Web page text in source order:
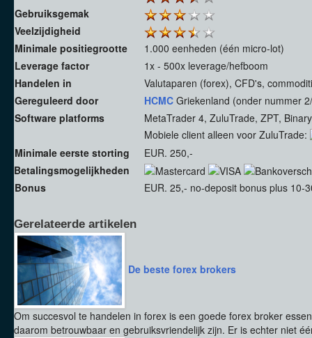
Gebruiksgemak
Veelzijdigheid
Minimale positiegrootte
1.000 eenheden (één micro-lot)
Leverage factor
1x - 500x leverage/hefboom
Handelen in
Valutaparen (forex), CFD's,
Gereguleerd door
HCMC Griekenland (onder nummer
Software platforms
MetaTrader 4, ZuluTrade, ZPT,
Mobiele client alleen voor ZuluTrade:
Minimale eerste storting
EUR. 250,-
Betalingsmogelijkheden
Bonus
EUR. 25,- no-deposit bonus plus 10-
Gerelateerde artikelen
De beste forex brokers
Om succesvol te handelen in forex is een goede forex broker
daarom betrouwbaar en gebruiksvriendelijk zijn. Er is echter niet